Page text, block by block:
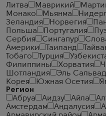
Литва
Маврикий
Монако
Мьянма
Зеландия
Норвегия
Польша
Португалия
Сербия
Сингапур
Америки
Таиланд
Тобаго
Турция
Филиппины
Хорватия
Шотландия
Эль
Корея
Южная Осетия
Регион
Абруа
Аидзу Айла
Амстердам
Андалусия